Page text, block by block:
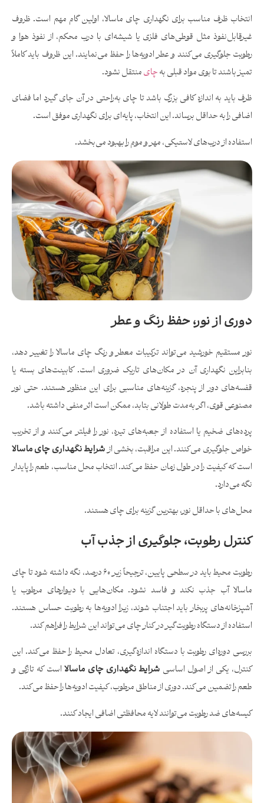
انتخاب ظرف مناسب برای نگهداری چای ماسالا، اولین گام مهم است. ظروف
غیرقابل‌نفوذ مثل قوطی‌های فلزی یا شیشه‌ای با درب محکم، از نفوذ هوا و
رطوبت جلوگیری می‌کنند و عطر ادویه‌ها را حفظ می‌نمایند. این ظروف باید کاملاً
تمیز باشند تا بوی مواد قبلی بهچایمنتقل نشود.
ظرف باید به‌ اندازه کافی بزرگ باشد تا چای به‌راحتی در آن جای گیرد اما فضای
اضافی را به حداقل برساند. این انتخاب، پایه‌ای برای نگهداری موفق است.
استفاده از درب‌های لاستیکی، مهر و موم را بهبود می‌بخشد.
دوری از نور، حفظ رنگ و عطر
نور مستقیم خورشید می‌تواند ترکیبات معطر و رنگ چای ماسالا را تغییر دهد،
بنابراین نگهداری آن در مکان‌های تاریک ضروری است. کابینت‌های بسته یا
قفسه‌های دور از پنجره، گزینه‌های مناسبی برای این منظور هستند. حتی نور
مصنوعی قوی، اگر به‌مدت طولانی بتابد، ممکن است اثر منفی داشته باشد.
پرده‌های ضخیم یا استفاده از جعبه‌های تیره، نور را فیلتر می‌کنند و از تخریب
خواص جلوگیری می‌کنند. این مراقبت، بخشی ازشرایط نگهداری چای ماسالا
است که کیفیت را در طول زمان حفظ می‌کند. انتخاب محل مناسب، طعم را پایدار
نگه می‌دارد.
محل‌های با حداقل نور، بهترین گزینه برای چای هستند.
کنترل رطوبت، جلوگیری از جذب آب
رطوبت محیط باید در سطحی پایین، ترجیحاً زیر ۶۰ درصد، نگه داشته شود تا چای
ماسالا آب جذب نکند و فاسد نشود. مکان‌هایی با دیوارهای مرطوب یا
آشپزخانه‌های پربخار باید اجتناب شوند، زیرا ادویه‌ها به رطوبت حساس هستند.
استفاده از دستگاه رطوبت‌گیر در کنار چای می‌تواند این شرایط را فراهم کند.
بررسی دوره‌ای رطوبت با دستگاه اندازه‌گیری، تعادل محیط را حفظ می‌کند. این
کنترل، یکی از اصول اساسی شرایط نگهداری چای ماسالا است که تازگی و
طعم را تضمین می‌کند. دوری از مناطق مرطوب، کیفیت ادویه‌ها را حفظ می‌کند.
کیسه‌های ضد رطوبت می‌توانند لایه محافظتی اضافی ایجاد کنند.